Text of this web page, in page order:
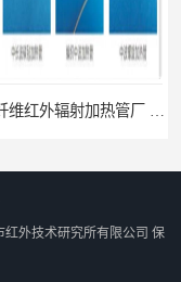
红外技术研究所有限公司 保